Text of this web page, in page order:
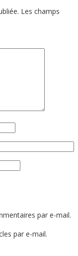
Les champs
par e-mail.
par e-mail.